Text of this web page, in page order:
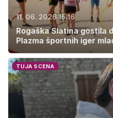
11. 06. 2026 15.16
Rogaška Slatina gostila
Plazma športnih iger
TUJA SCENA